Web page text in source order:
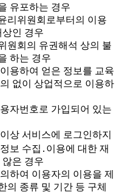
유포하는 경우
리위원회로부터의 이용
인 경우
원회의 유권해석 상의 불
하는 경우
용하여 얻은 정보를 교육
없이 상업적으로 이용하
자번호로 가입되어 있는
상 서비스에 로그인하지
보 수집․이용에 대한 재
은 경우
하여 이용자의 이용을 제
의 종류 및 기간 등 구체